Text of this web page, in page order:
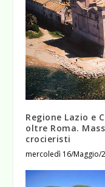
Regione Lazio e
oltre Roma.
crocieristi
mercoledì 16/Maggio/